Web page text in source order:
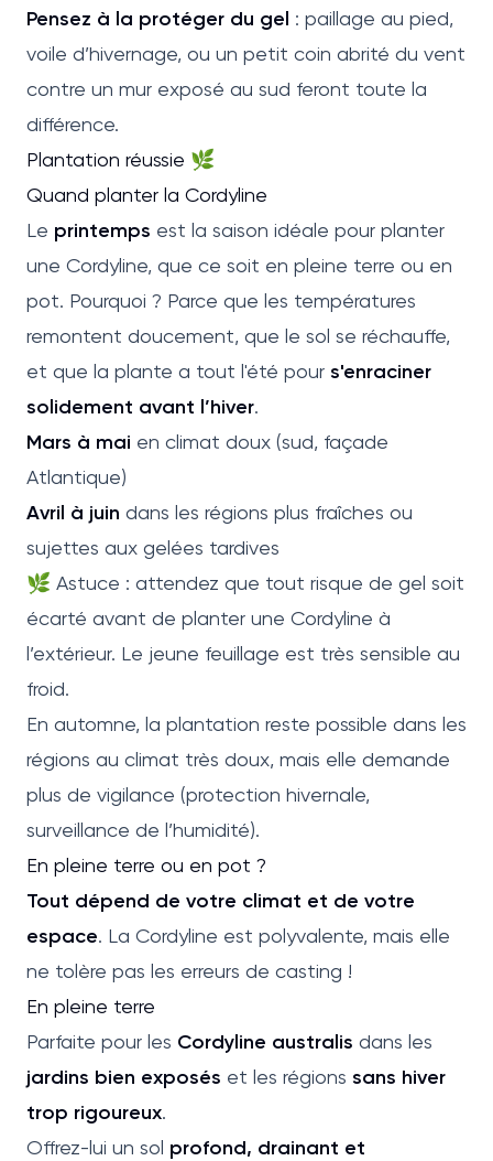
Pensez à la protéger du gel : paillage au pied,
voile d’hivernage, ou un petit coin abrité du vent
contre un mur exposé au sud feront toute la
différence.
Plantation réussie 🌿
Quand planter la Cordyline
Le printemps est la saison idéale pour planter
une Cordyline, que ce soit en pleine terre ou en
pot. Pourquoi ? Parce que les températures
remontent doucement, que le sol se réchauffe,
et que la plante a tout l'été pour s'enraciner
solidement avant l’hiver.
Mars à mai en climat doux (sud, façade
Atlantique)
Avril à juin dans les régions plus fraîches ou
sujettes aux gelées tardives
🌿 Astuce : attendez que tout risque de gel soit
écarté avant de planter une Cordyline à
l’extérieur. Le jeune feuillage est très sensible au
froid.
En automne, la plantation reste possible dans les
régions au climat très doux, mais elle demande
plus de vigilance (protection hivernale,
surveillance de l’humidité).
En pleine terre ou en pot ?
Tout dépend de votre climat et de votre
espace. La Cordyline est polyvalente, mais elle
ne tolère pas les erreurs de casting !
En pleine terre
Parfaite pour les Cordyline australis dans les
jardins bien exposés et les régions sans hiver
trop rigoureux.
Offrez-lui un sol profond, drainant et